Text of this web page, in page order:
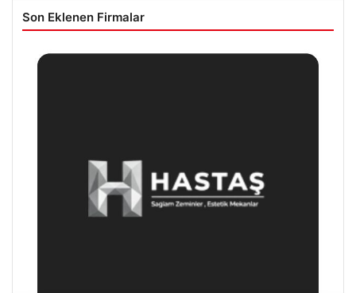
Son Eklenen Firmalar